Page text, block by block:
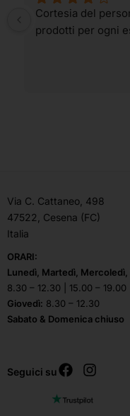
Cortesia del
prodotti per ogni
Via C. Cattaneo, 498
47522, Cesena (FC)
Italia
ORARI:
Lunedì, Martedì, Mercoledì,
8.30 – 12.30 | 15.00 – 19.00
Giovedì: 8.30 – 12.30
Sabato & Domenica chiuso
Seguici su